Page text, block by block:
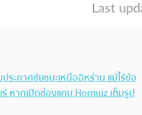
ระกาศชัยชนะเหนืออิหร่าน แม้ไร้ข้อ
หากเปิดช่องแคบ Hormuz เต็มรูป